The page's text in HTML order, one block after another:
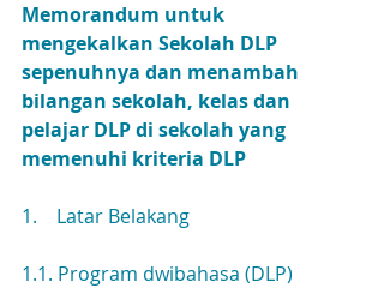
Memorandum untuk
mengekalkan Sekolah DLP
sepenuhnya dan menambah
bilangan sekolah, kelas dan
pelajar DLP di sekolah yang
memenuhi kriteria DLP
1.    Latar Belakang
1.1. Program dwibahasa (DLP)